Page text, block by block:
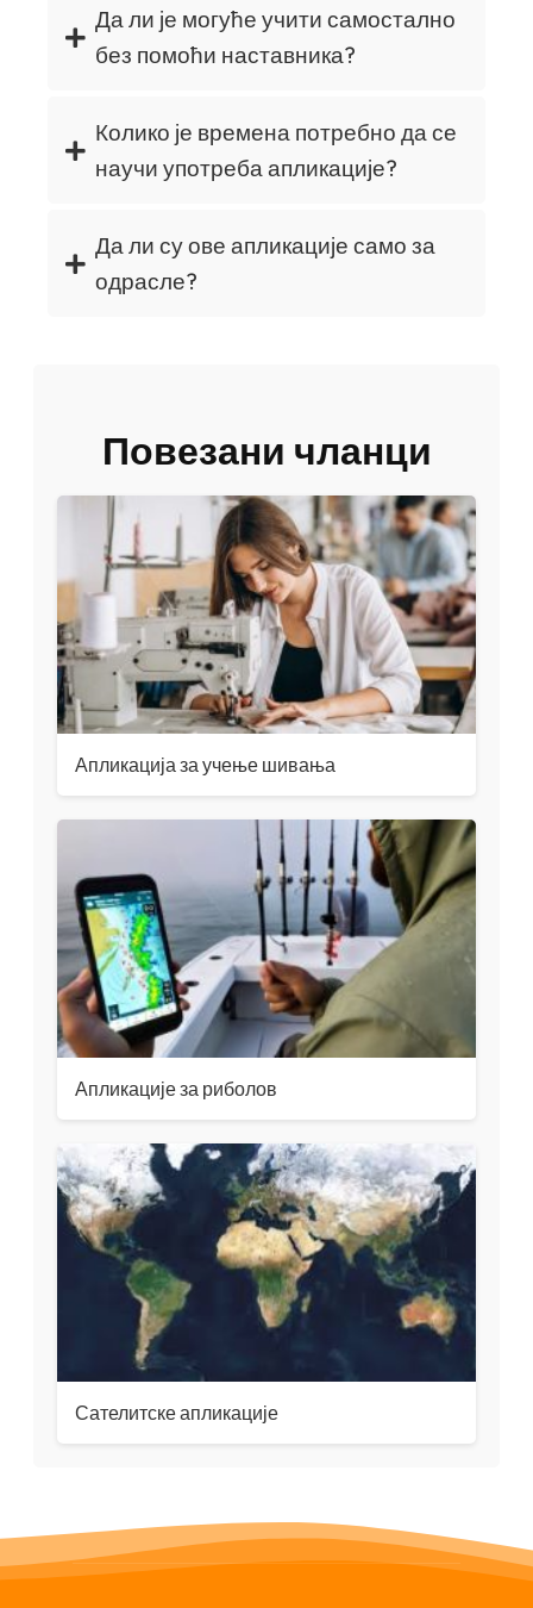
Да ли је могуће учити самостално
без помоћи наставника?
Колико је времена потребно да се
научи употреба апликације?
Да ли су ове апликације само за
одрасле?
Повезани чланци
Апликација за учење шивања
Апликације за риболов
Сателитске апликације